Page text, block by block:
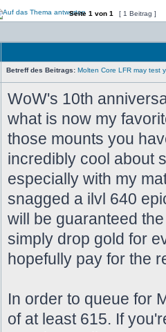
Seite 1 von 1 [ 1 Beitrag ]
Betreff des Beitrags: Molten Core LFR may test
WoW's 10th
what is now my
those mounts you
incredibly cool about
especially with my
snagged a ilvl 640
will be guaranteed
simply drop gold for
hopefully pay for the
In order to queue for
of at least 615. If